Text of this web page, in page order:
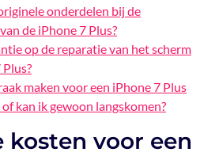
onderdelen bij de
de iPhone 7 Plus?
op de reparatie van het scherm
maken voor een iPhone 7 Plus
kan ik gewoon langskomen?
kosten voor een